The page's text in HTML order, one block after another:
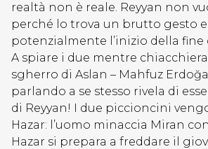
realtà non è reale. Reyyan non
perché lo trova un brutto gesto e
potenzialmente l’inizio della fine
A spiare i due mentre
sgherro di Aslan – Mahfuz
parlando a se stesso rivela di
di Reyyan! I due piccioncini
Hazar: l’uomo minaccia Miran
Hazar si prepara a freddare il